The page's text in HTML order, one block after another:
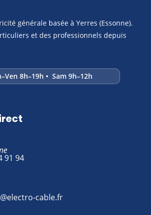
générale basée à Yerres (Essonne).
et des professionnels depuis
8h–19h • Sam 9h–12h
91 94
cable.fr